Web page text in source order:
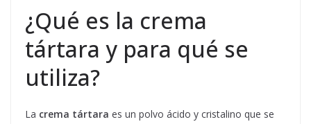
¿Qué es la crema
tártara y para qué se
utiliza?
La crema tártara es un polvo ácido y cristalino que se